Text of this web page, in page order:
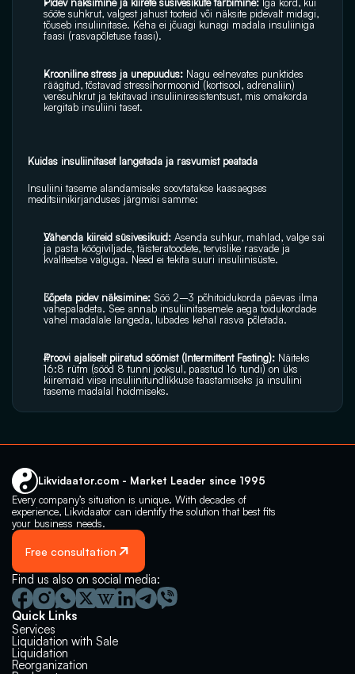
sööte suhkrut, valgest jahust tooteid või näksite pidevalt midagi,
tõuseb insuliinitase. Keha ei jõuagi kunagi madala insuliiniga
faasi (rasvapõletuse faasi).
Krooniline stress ja unepuudus: Nagu eelnevates punktides
räägitud, tõstavad stressihormoonid (kortisool, adrenaliin)
veresuhkrut ja tekitavad insuliiniresistentsust, mis omakorda
kergitab insuliini taset.
Kuidas insuliinitaset langetada ja rasvumist peatada
Insuliini taseme alandamiseks soovtatakse kaasaegses
meditsiinikirjanduses järgmisi samme:
Vähenda kiireid süsivesikuid: Asenda suhkur, mahlad, valge sai
ja pasta köögiviljade, täisteratoodete, tervislike rasvade ja
kvaliteetse valguga. Need ei tekita suuri insuliinisüste.
Lõpeta pidev näksimine: Söö 2–3 põhitoidukorda päevas ilma
vahepaladeta. See annab insuliinitasemele aega toidukordade
vahel madalale langeda, lubades kehal rasva põletada.
Proovi ajaliselt piiratud söömist (Intermittent Fasting): Näiteks
16:8 rütm (sööd 8 tunni jooksul, paastud 16 tundi) on üks
kiiremaid viise insuliinitundlikkuse taastamiseks ja insuliini
taseme madalal hoidmiseks.
Likvidaator.com - Market Leader since 1995
Every company’s situation is unique. With decades of
experience, Likvidaator can identify the solution that best fits
your business needs.
Free consultation
Find us also on social media:
Quick Links
Services
Liquidation with Sale
Liquidation
Reorganization